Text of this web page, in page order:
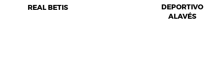
REAL BETIS
DEPORTIVO
ALAVÉS